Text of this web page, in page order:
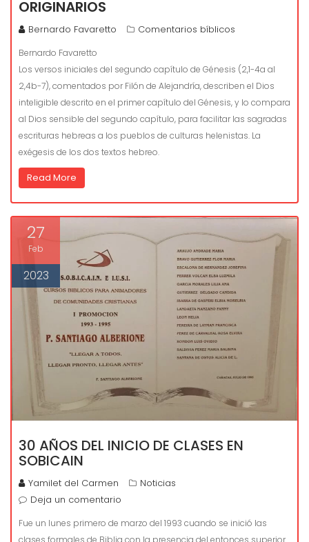
ORIGINARIOS
Bernardo Favaretto Comentarios bíblicos
Bernardo Favaretto
Los versos iniciales del segundo capítulo de Génesis (2,1-4a al
2,4b-7), comentados por Filón de Alejandría, describen el Dios
inteligible descrito en el primer capítulo del Génesis, y lo compara
al Dios sensible del segundo capítulo, para facilitar las sagradas
escrituras hebreas a los pueblos de culturas helenistas. La
exégesis de los dos textos hebreo.
Read More
27
Feb
2023
30 AÑOS DEL INICIO DE CLASES EN
SOBICAIN
Yamilet del Carmen
Noticias
Deja un comentario
Fue un lunes primero de marzo del 1993 cuando se inició las
clases formales de Biblia con la presencia del entonces superior